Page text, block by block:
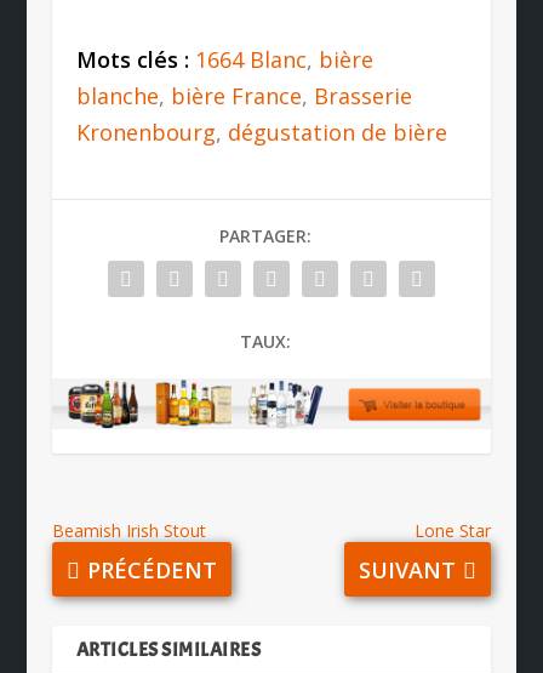
Mots clés : 1664 Blanc, bière
blanche, bière France, Brasserie
Kronenbourg, dégustation de bière
PARTAGER:
TAUX:
Beamish Irish Stout
PRÉCÉDENT
Lone Star
SUIVANT
ARTICLES SIMILAIRES